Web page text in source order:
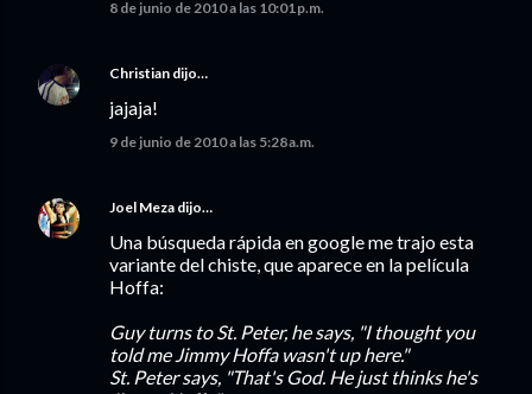
8 de junio de 2010 a las 10:01 p.m.
Christian dijo…
jajaja!
9 de junio de 2010 a las 5:28 a.m.
Joel Meza dijo…
Una búsqueda rápida en google me trajo esta
variante del chiste, que aparece en la película
Hoffa:
Guy turns to St. Peter, he says, "I thought you
told me Jimmy Hoffa wasn't up here."
St. Peter says, "That's God. He just thinks he's